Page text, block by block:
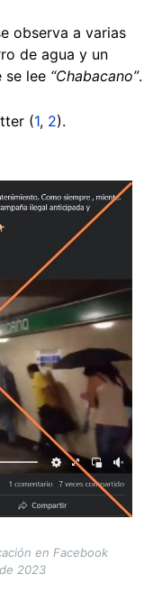
observa a varias
de agua y un
se lee “Chabacano”.
(1, 2).
en Facebook
2023